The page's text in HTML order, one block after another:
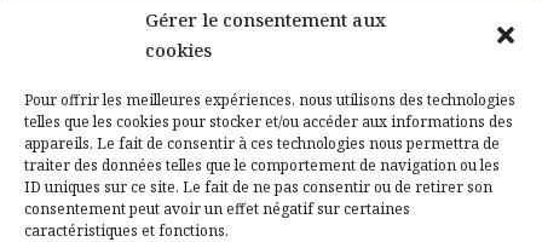
Gérer le consentement aux
cookies
Pour offrir les meilleures expériences, nous utilisons des technologies
telles que les cookies pour stocker et/ou accéder aux informations des
appareils. Le fait de consentir à ces technologies nous permettra de
traiter des données telles que le comportement de navigation ou les
ID uniques sur ce site. Le fait de ne pas consentir ou de retirer son
consentement peut avoir un effet négatif sur certaines
caractéristiques et fonctions.
Nos partenaires
Contactez-nous
Mentions légales